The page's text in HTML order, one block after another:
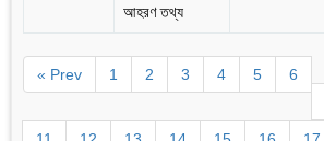
আহরণ তথ্য
« Prev 1 2 3 4 5
6